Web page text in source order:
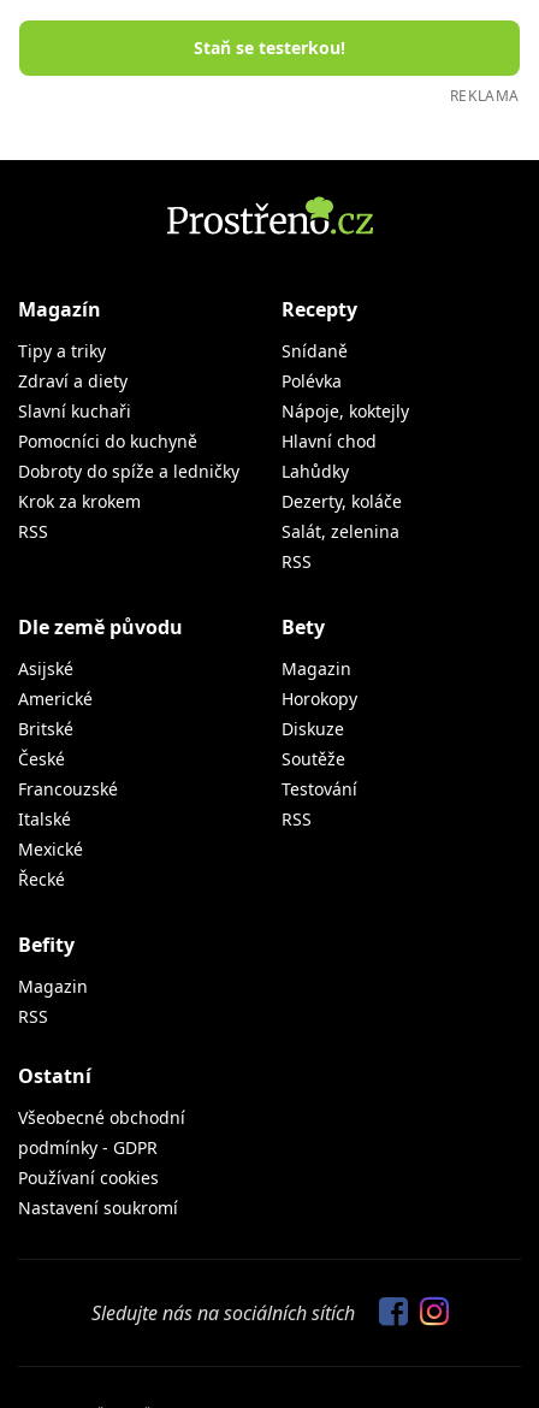
Staň se testerkou!
REKLAMA
Magazín
Tipy a triky
Zdraví a diety
Slavní kuchaři
Pomocníci do kuchyně
Dobroty do spíže a ledničky
Krok za krokem
RSS
Recepty
Snídaně
Polévka
Nápoje, koktejly
Hlavní chod
Lahůdky
Dezerty, koláče
Salát, zelenina
RSS
Dle země původu
Asijské
Americké
Britské
České
Francouzské
Italské
Mexické
Řecké
Bety
Magazin
Horokopy
Diskuze
Soutěže
Testování
RSS
Befity
Magazin
RSS
Ostatní
Všeobecné obchodní
podmínky - GDPR
Používaní cookies
Nastavení soukromí
Sledujte nás na sociálních sítích